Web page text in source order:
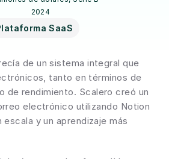
2024
SaaS
de un sistema integral que
tanto en términos de
de rendimiento. Scalero creó un
electrónico utilizando Notion
y un aprendizaje más